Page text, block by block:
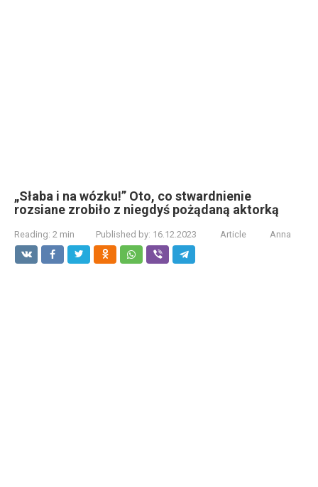
„Słaba i na wózku!” Oto, co stwardnienie
rozsiane zrobiło z niegdyś pożądaną aktorką
Reading: 2 min Published by: 16.12.2023 Article Anna